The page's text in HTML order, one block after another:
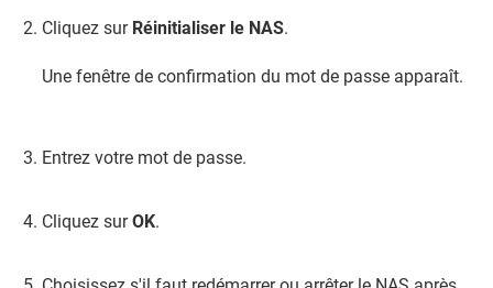
Cliquez sur Réinitialiser le NAS.
Une fenêtre de confirmation du mot de passe apparaît.
Entrez votre mot de passe.
Cliquez surOK.